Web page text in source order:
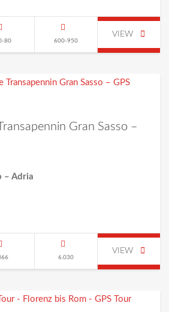
80 600-950
VIEW
Gran Sasso –
– Adria
6.030
VIEW